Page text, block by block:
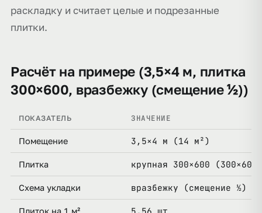
раскладку и считает целые и подрезанные
плитки.
Расчёт на примере (3,5×4 м, плитка
300×600, вразбежку (смещение ½))
ПОКАЗАТЕЛЬ ЗНАЧЕНИЕ
Помещение 3,5×4 м (14 м²)
Плитка крупная 300×600
Схема укладки вразбежку (смещение ½)
Плиток на 1 м² 5,56 шт